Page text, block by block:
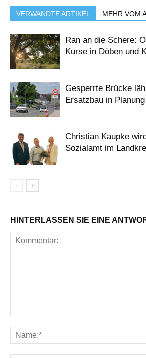
VERWANDTE ARTIKEL MEHR VOM
Ran an die Schere:
Kurse in Döben und
Gesperrte Brücke
Ersatzbau in Planung
Christian Kaupke
Sozialamt im
HINTERLASSEN SIE EINE